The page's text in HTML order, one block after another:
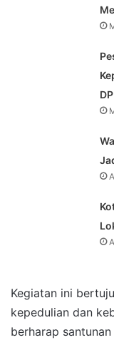
Kegiatan ini
kepedulian dan
berharap